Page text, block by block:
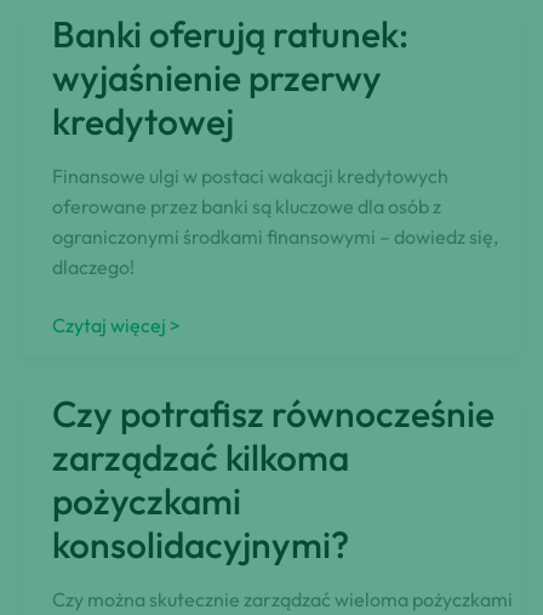
wyścig
czasem
Banki oferują ratunek:
wyjaśnienie przerwy
kredytowej
Finansowe ulgi w postaci wakacji kredytowych
oferowane przez banki są kluczowe dla osób z
ograniczonymi środkami finansowymi – dowiedz się,
dlaczego!
Banki
wyjaśnienie
kredytowej
Czytaj więcej >
Czy potrafisz równocześnie
zarządzać kilkoma
pożyczkami
konsolidacyjnymi?
Czy można skutecznie zarządzać wieloma pożyczkami